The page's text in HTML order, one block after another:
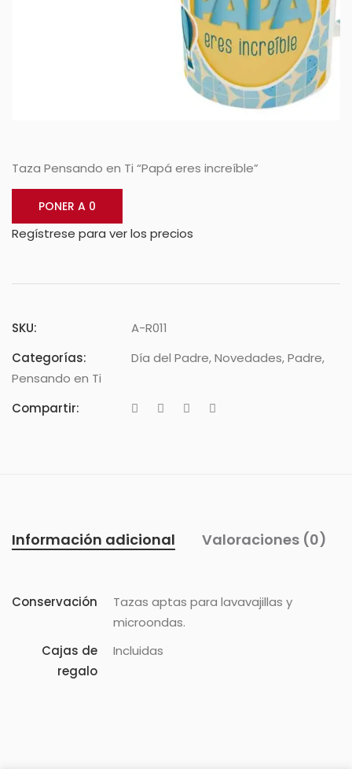
Taza Pensando en Ti “Papá eres increíble”
PONER A 0
Regístrese para ver los precios
SKU:
A-R011
Categorías:
Día del Padre,Novedades,Padre,
Pensando en Ti
Compartir:
Información adicional Valoraciones (0)
Conservación
Tazas aptas para lavavajillas y
microondas.
Cajas de
regalo
Incluidas